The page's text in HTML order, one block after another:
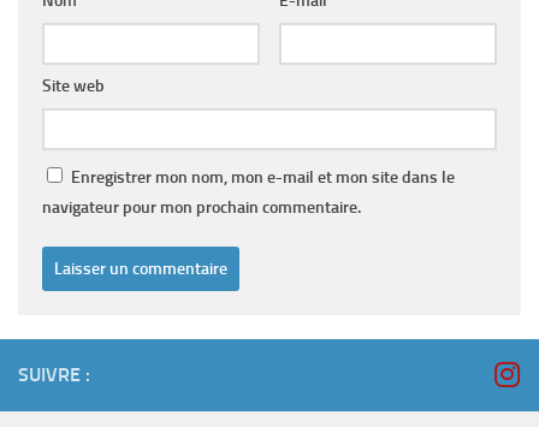
Site web
Enregistrer mon nom, mon e-mail et mon site dans le
navigateur pour mon prochain commentaire.
SUIVRE :